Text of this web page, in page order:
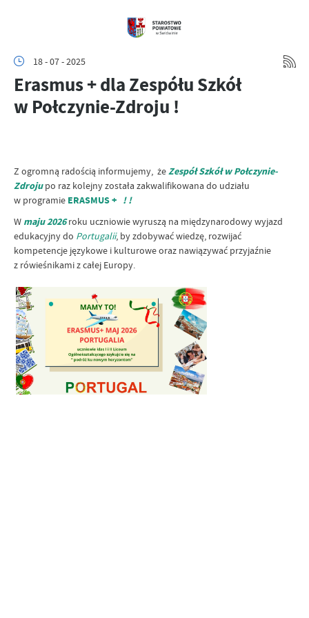
18 - 07 - 2025
Erasmus + dla Zespółu Szkół
w Połczynie-Zdroju !
Z ogromną radością informujemy, żeZespół Szkół w Połczynie-
Zdrojupo raz kolejny została zakwalifikowana do udziału
w programie ERASMUS + ! !
W maju 2026 roku uczniowie wyruszą na międzynarodowy wyjazd
edukacyjny do Portugalii, by zdobywać wiedzę, rozwijać
kompetencje językowe i kulturowe oraz nawiązywać przyjaźnie
z rówieśnikami z całej Europy.